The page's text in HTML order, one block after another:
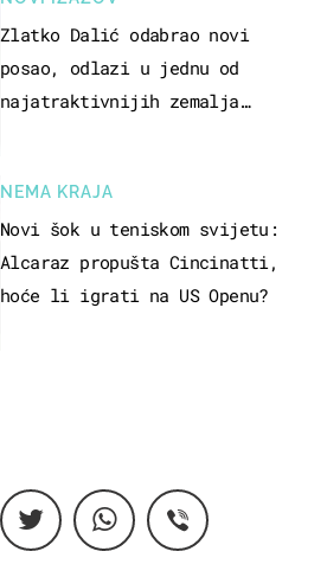
Zlatko Dalić odabrao novi
posao, odlazi u jednu od
najatraktivnijih zemalja
NEMA KRAJA
Novi šok u teniskom svijetu:
Alcaraz propušta Cincinatti,
hoće li igrati na US Openu?